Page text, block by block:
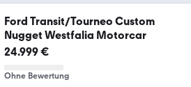
Ford Transit/Tourneo Custom
Nugget Westfalia Motorcar
24.999 €
Ohne Bewertung